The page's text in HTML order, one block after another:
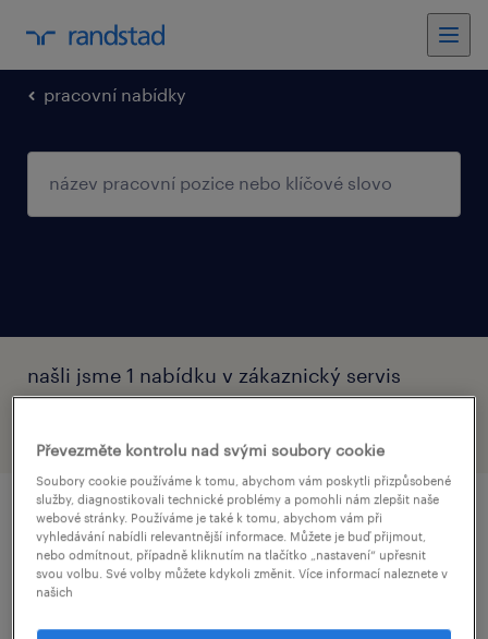
pracovní nabídky
našli jsme 1 nabídku v zákaznický servis
specialista zákaznické péče s němčinou
(m/ž)
Převezměte kontrolu nad svými soubory cookie
Soubory cookie používáme k tomu, abychom vám poskytli přizpůsobené
služby, diagnostikovali technické problémy a pomohli nám zlepšit naše
webové stránky. Používáme je také k tomu, abychom vám při
vyhledávání nabídli relevantnější informace. Můžete je buď přijmout,
nebo odmítnout, případně kliknutím na tlačítko „nastavení“ upřesnit
svou volbu. Své volby můžete kdykoli změnit. Více informací naleznete v
našich